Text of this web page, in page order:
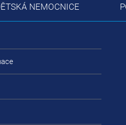
NEMOCNICE